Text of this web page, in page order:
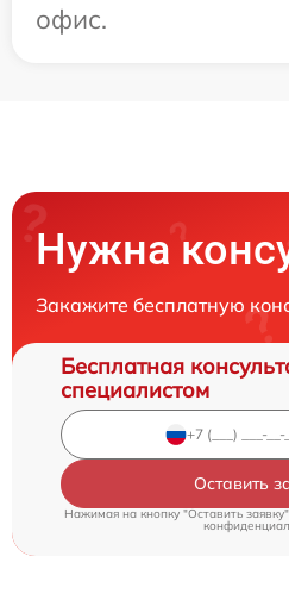
офис.
Нужна
Закажите бесплатную
Бесплатная
специалистом
Оставить
Нажимая на кнопку "Оставить